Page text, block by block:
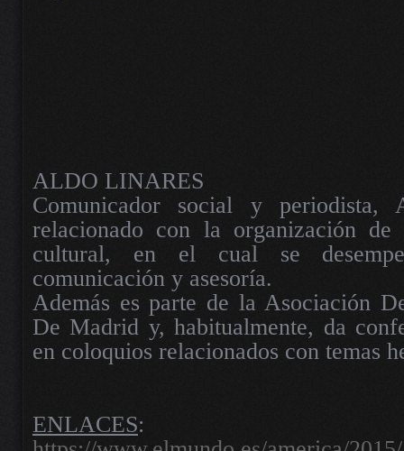
ALDO LINARES
Comunicador social y periodista,
relacionado con la organización de
cultural, en el cual se
comunicación y asesoría.
Además es parte de la Asociación
De Madrid y, habitualmente, da
en coloquios relacionados con temas
ENLACES: